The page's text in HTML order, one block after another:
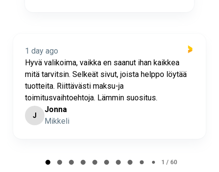
1 day ago
Hyvä valikoima, vaikka en saanut ihan kaikkea
mitä tarvitsin. Selkeät sivut, joista helppo löytää
tuotteita. Riittävästi maksu-ja
toimitusvaihtoehtoja. Lämmin suositus.
J
Jonna
Mikkeli
1 / 60